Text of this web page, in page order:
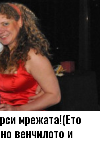
мрежата!(Ето
венчилото и